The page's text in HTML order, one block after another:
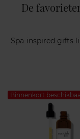
De
Spa-inspired gifts
Binnenkort